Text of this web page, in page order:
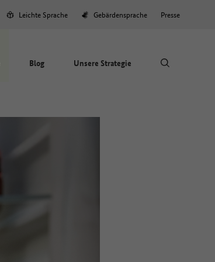
Leichte Sprache Gebärdensprache Presse
Blog Unsere Strategie